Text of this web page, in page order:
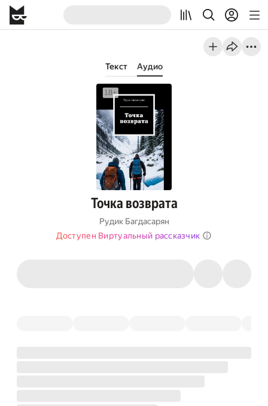
Текст Аудио
Точка возврата
Рудик Багдасарян
Доступен Виртуальный рассказчик